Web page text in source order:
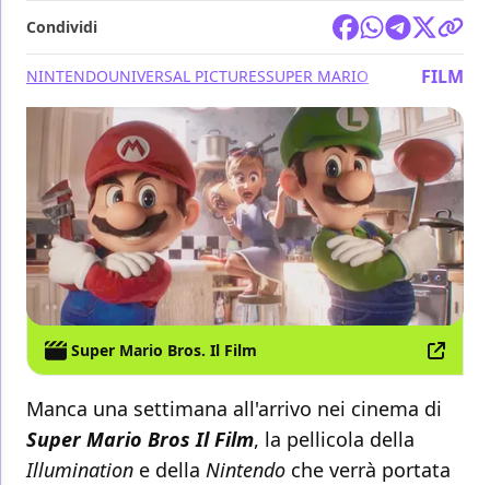
Condividi
NINTENDOUNIVERSAL PICTURESSUPER MARIO FILM
Super Mario Bros. Il Film
Manca una settimana all'arrivo nei cinema di
Super Mario Bros Il Film, la pellicola della
Illumination e della Nintendo che verrà portata